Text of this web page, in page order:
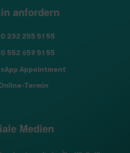
anfordern
232 255 51 55
552 659 51 55
Appointment
Termin
Medien